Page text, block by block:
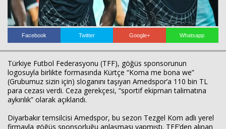
Facebook Twitter Google+ Whatsapp
Türkiye Futbol Federasyonu (TFF), göğüs sponsorunun
logosuyla birlikte formasında Kürtçe “Koma me bona we”
(Grubumuz sizin için) sloganını taşıyan Amedspor’a 110 bin TL
para cezası verdi. Ceza gerekçesi, “sportif ekipman talimatına
aykırılık” olarak açıklandı.
Diyarbakır temsilcisi Amedspor, bu sezon Tezgel Kom adlı yerel
firmayla göğüs sponsorluğu anlaşması yapmıştı. TFF’den alınan
İLETİŞİM
Haberin Doğru Adresi.